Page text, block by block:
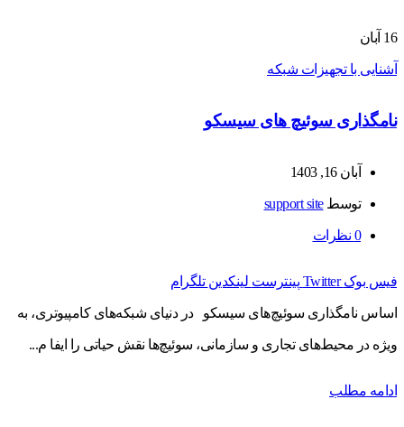
16 آبان
آشنایی با تجهیزات شبکه
نامگذاری سوئیچ های سیسکو
آبان 16, 1403
توسطsupport site
0 نظرات
فیس بوک Twitter پینترست لینکدین تلگرام
اساس نامگذاری سوئیچ‌های سیسکو در دنیای شبکه‌های کامپیوتری، به
ویژه در محیط‌های تجاری و سازمانی، سوئیچ‌ها نقش حیاتی را ایفا م...
ادامه مطلب